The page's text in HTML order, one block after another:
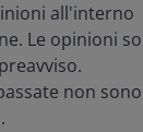
all'interno
Le opinioni
non